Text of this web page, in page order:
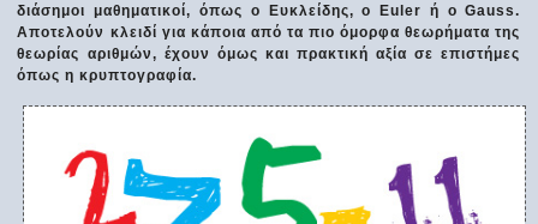
διάσημοι μαθηματικοί, όπως ο Ευκλείδης, ο Euler ή ο Gauss.
Αποτελούν κλειδί για κάποια από τα πιο όμορφα θεωρήματα της
θεωρίας αριθμών, έχουν όμως και πρακτική αξία σε επιστήμες
όπως η κρυπτογραφία.